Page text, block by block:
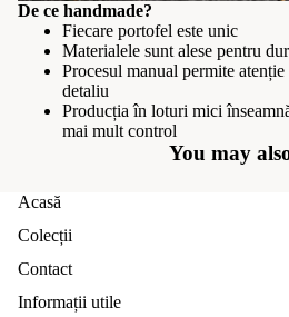
De ce handmade?
Fiecare portofel este unic
Materialele sunt alese pentru
Procesul manual permite
detaliu
Producția în loturi mici
mai mult control
You may
Acasă
Colecții
Contact
Informații utile